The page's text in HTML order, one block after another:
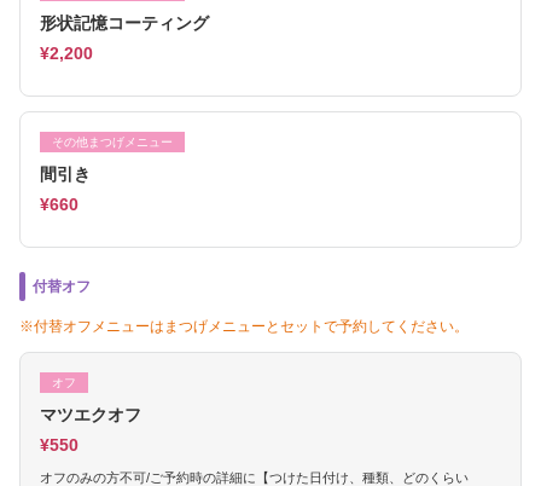
形状記憶コーティング
¥2,200
その他まつげメニュー
間引き
¥660
付替オフ
※付替オフメニューはまつげメニューとセットで予約してください。
オフ
マツエクオフ
¥550
オフのみの方不可/ご予約時の詳細に【つけた日付け、種類、どのくらい